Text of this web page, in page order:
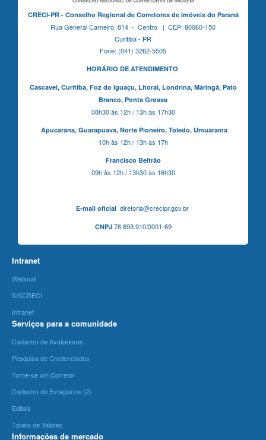
CRECI-PR - Conselho Regional de Corretores de Imóveis do Paraná
Rua General Carneiro, 814 - Centro | CEP: 80060-150
Curitiba - PR
Fone: (041) 3262-5505
HORÁRIO DE ATENDIMENTO
Cascavel, Curitiba,Foz do Iguaçu, Litoral, Londrina, Maringá, Pato
Branco, Ponta Grossa
08h30 às 12h / 13h às 17h30
Apucarana, Guarapuava, Norte Pioneiro, Toledo, Umuarama
10h às 12h / 13h às 17h
Francisco Beltrão
09h às 12h / 13h30 às 16h30
E-mail oficialdiretoria@crecipr.gov.br
CNPJ76.693.910/0001-69
Intranet
Webmail
SISCRECI
Intranet
Serviços para a comunidade
Cadastro de Avaliadores
Pesquisa de Credenciados
Torne-se um Corretor
Cadastro de Estagiários (2)
Editais
Tabela de Valores
Informações de mercado